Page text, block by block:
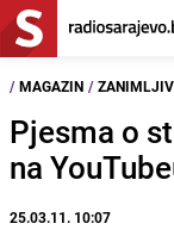
/ MAGAZIN /
Pjesma o
na
25.03.11. 10:07